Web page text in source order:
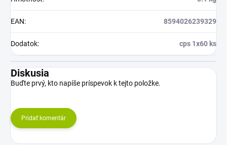
EAN: 8594026239329
Dodatok: cps 1x60 ks
Diskusia
Buďte prvý, kto napíše príspevok k tejto položke.
Pridať komentár